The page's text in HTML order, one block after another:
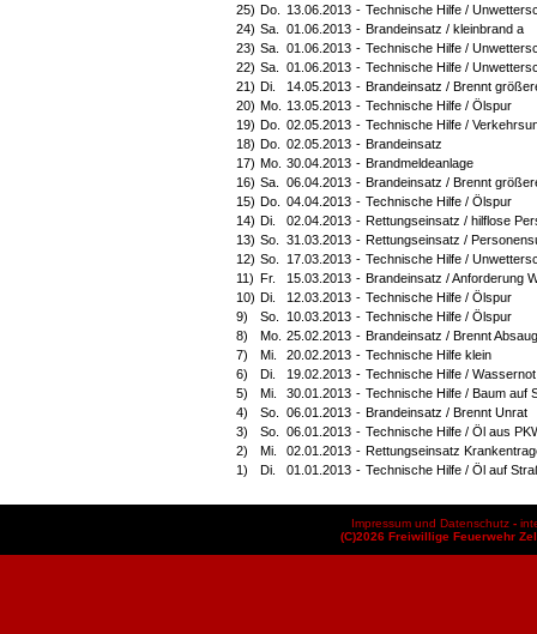
25) Do. 13.06.2013 - Technische Hilfe /
24) Sa. 01.06.2013 - Brandeinsatz / kleinbrand a
23) Sa. 01.06.2013 - Technische Hilfe /
22) Sa. 01.06.2013 - Technische Hilfe /
21) Di. 14.05.2013 - Brandeinsatz / Brennt
20) Mo. 13.05.2013 - Technische Hilfe / Ölspur
19) Do. 02.05.2013 - Technische Hilfe /
18) Do. 02.05.2013 - Brandeinsatz
17) Mo. 30.04.2013 - Brandmeldeanlage
16) Sa. 06.04.2013 - Brandeinsatz / Brennt
15) Do. 04.04.2013 - Technische Hilfe / Ölspur
14) Di. 02.04.2013 - Rettungseinsatz / hilflose
13) So. 31.03.2013 - Rettungseinsatz /
12) So. 17.03.2013 - Technische Hilfe /
11) Fr. 15.03.2013 - Brandeinsatz / Anforderung
10) Di. 12.03.2013 - Technische Hilfe / Ölspur
9)
So. 10.03.2013 - Technische Hilfe / Ölspur
8)
Mo. 25.02.2013 - Brandeinsatz / Brennt
7)
Mi. 20.02.2013 - Technische Hilfe klein
6)
Di. 19.02.2013 - Technische Hilfe / Wassernot
5)
Mi. 30.01.2013 - Technische Hilfe / Baum auf
4)
So. 06.01.2013 - Brandeinsatz / Brennt Unrat
3)
So. 06.01.2013 - Technische Hilfe / Öl aus
2)
Mi. 02.01.2013 - Rettungseinsatz
1)
Di. 01.01.2013 - Technische Hilfe / Öl auf
Impressum und Datenschutz -
(C)2026 Freiwillige Feuerwehr